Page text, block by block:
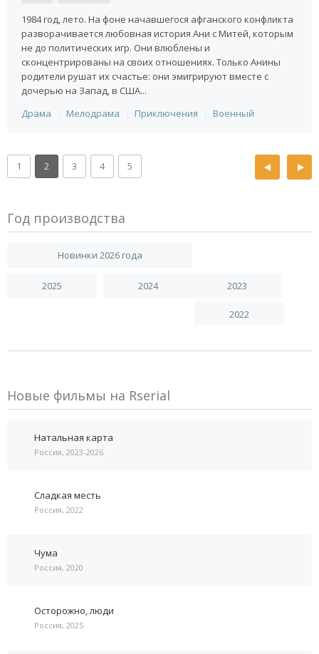
1984 год, лето. На фоне начавшегося афганского конфликта
разворачивается любовная история Ани с Митей, которым
не до политических игр. Они влюблены и
сконцентрированы на своих отношениях. Только Анины
родители рушат их счастье: они эмигрируют вместе с
дочерью на Запад, в США...
Драма
Мелодрама Приключения Военный
1 2 3 4 5
Год производства
Новинки 2026 года
2025 2024 2023
2022
Новые фильмы на Rserial
Натальная карта
Россия, 2023-2026
Сладкая месть
Россия, 2022
Чума
Россия, 2020
Осторожно, люди
Россия, 2025